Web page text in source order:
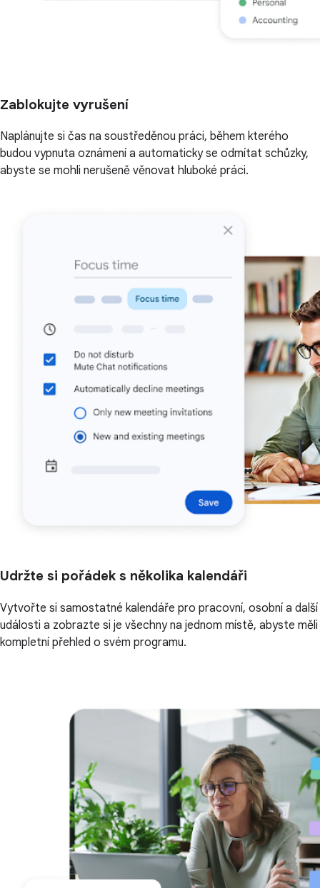
Zablokujte vyrušení
Naplánujte si čas na soustředěnou práci, během kterého
budou vypnuta oznámení a automaticky se odmítat schůzky,
abyste se mohli nerušeně věnovat hluboké práci.
Udržte si pořádek s několika kalendáři
Vytvořte si samostatné kalendáře pro pracovní, osobní a další
události a zobrazte si je všechny na jednom místě, abyste měli
kompletní přehled o svém programu.